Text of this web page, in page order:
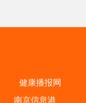
健康播报网
南京信息港